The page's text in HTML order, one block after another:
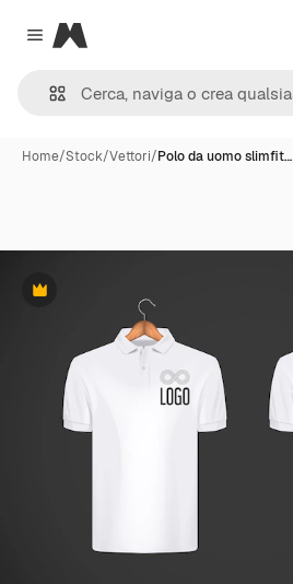
Close menu
Magnific
Home/Stock/Vettori/Polo da uomo slimfit…
Premium